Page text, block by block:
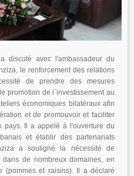
discuté avec l'ambassadeur du
le renforcement des relations
de prendre des mesures
promotion de l`investissement au
économiques bilatéraux afin
et de promouvoir et faciliter
pays. Il a appelé à l'ouverture du
et établir des partenariats
a souligné la nécessité de
de nombreux domaines, en
(pommes et raisins). Il a déclaré